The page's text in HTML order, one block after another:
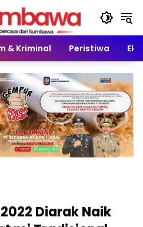
& Kriminal Peristiwa
Diarak Naik